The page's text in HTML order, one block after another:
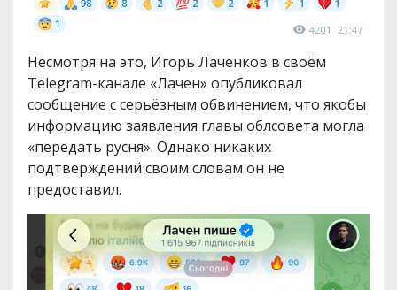
Несмотря на это, Игорь Лаченков в своём
Telegram-канале «Лачен» опубликовал
сообщение с серьёзным обвинением, что якобы
информацию заявления главы облсовета могла
«передать русня». Однако никаких
подтверждений своим словам он не
предоставил.